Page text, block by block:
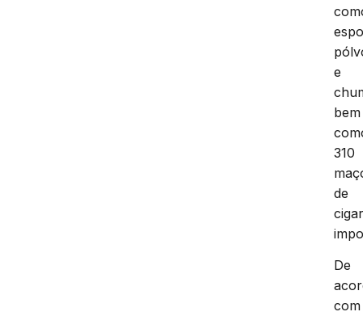
e
bem
310
de
De
com